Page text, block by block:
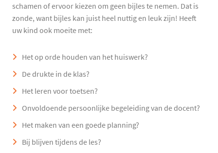
schamen of ervoor kiezen om geen bijles te nemen. Dat is
zonde, want bijles kan juist heel nuttig en leuk zijn! Heeft
uw kind ook moeite met:
Het op orde houden van het huiswerk?
De drukte in de klas?
Het leren voor toetsen?
Onvoldoende persoonlijke begeleiding van de docent?
Het maken van een goede planning?
Bij blijven tijdens de les?